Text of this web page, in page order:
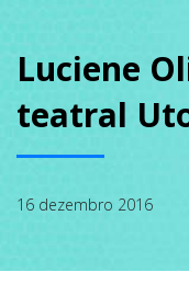
SOBRE
Luciene
teatral
16 dezembro 2016